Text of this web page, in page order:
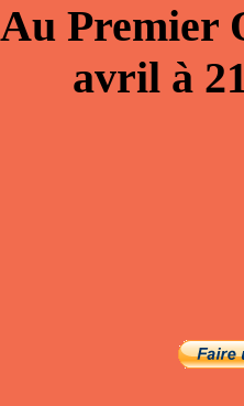
Au Premier
avrilà